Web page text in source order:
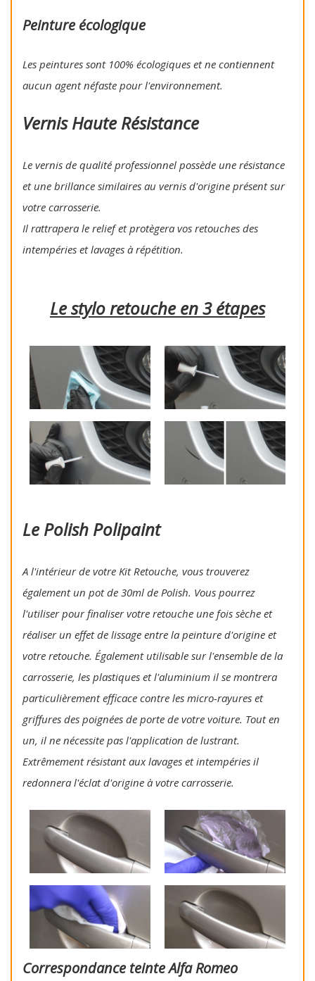
Peinture écologique
Les peintures sont 100% écologiques et ne contiennent
aucun agent néfaste pour l'environnement.
Vernis Haute Résistance
Le vernis de qualité professionnel possède une résistance
et une brillance similaires au vernis d'origine présent sur
votre carrosserie.
Il rattrapera le relief et protègera vos retouches des
intempéries et lavages à répétition.
Le stylo retouche en 3 étapes
Le Polish Polipaint
A l'intérieur de votre Kit Retouche, vous trouverez
également un pot de 30ml de Polish. Vous pourrez
l'utiliser pour finaliser votre retouche une fois sèche et
réaliser un effet de lissage entre la peinture d'origine et
votre retouche. Également utilisable sur l'ensemble de la
carrosserie, les plastiques et l'aluminium il se montrera
particulièrement efficace contre les micro-rayures et
griffures des poignées de porte de votre voiture. Tout en
un, il ne nécessite pas l'application de lustrant.
Extrêmement résistant aux lavages et intempéries il
redonnera l'éclat d'origine à votre carrosserie.
Correspondance teinte Alfa Romeo